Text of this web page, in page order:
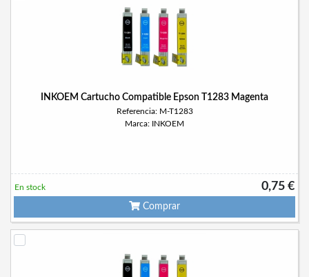
INKOEM Cartucho Compatible Epson T1283 Magenta
Referencia: M-T1283
Marca: INKOEM
0,75 €
En stock
Comprar